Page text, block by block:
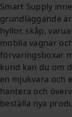
Smart Supply
grundläggande
hyllor, skåp,
mobila vagnar
förvaringsboxar
kund kan du om
en mjukvara och
hantera och
beställa nya